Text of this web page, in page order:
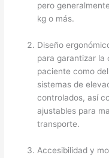
pero
kg o más.
Diseño
para garantizar la
paciente como
sistemas de
controlados, así
ajustables para
transporte.
Accesibilidad y